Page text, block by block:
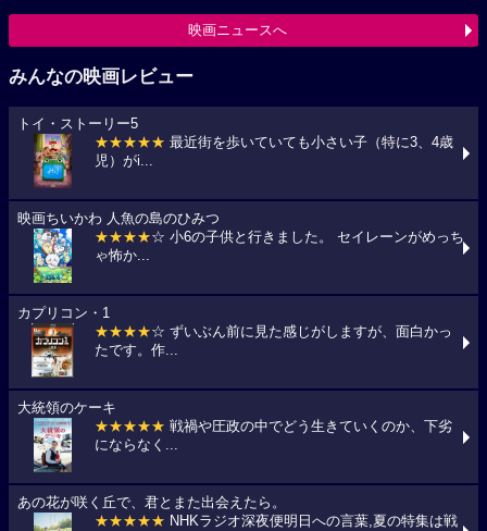
映画ニュースへ
みんなの映画レビュー
トイ・ストーリー5
★★★★★ 最近街を歩いていても小さい子（特に3、4歳
児）がi...
映画ちいかわ 人魚の島のひみつ
★★★★☆ 小6の子供と行きました。 セイレーンがめっち
ゃ怖か...
カプリコン・1
★★★★☆ ずいぶん前に見た感じがしますが、面白かっ
たです。作...
大統領のケーキ
★★★★★ 戦禍や圧政の中でどう生きていくのか、下劣
にならなく...
あの花が咲く丘で、君とまた出会えたら。
★★★★★ NHKラジオ深夜便明日への言葉,夏の特集は戦